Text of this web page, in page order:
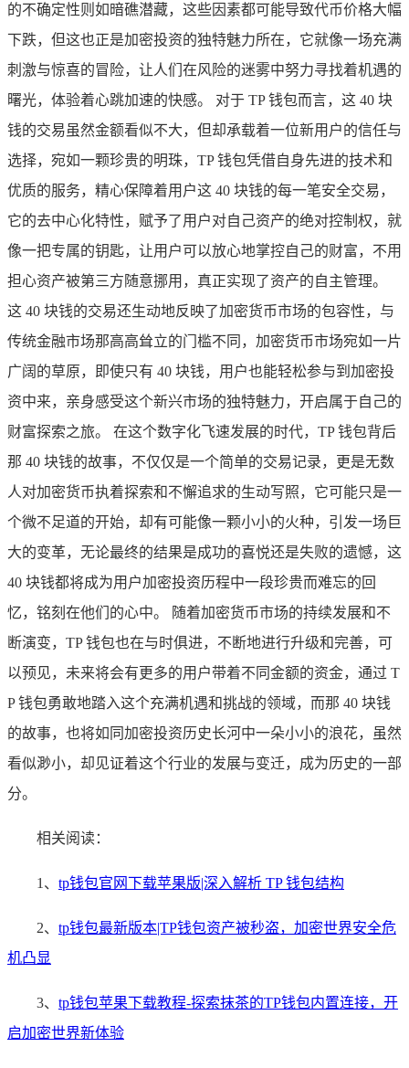
的不确定性则如暗礁潜藏，这些因素都可能导致代币价格大幅
下跌，但这也正是加密投资的独特魅力所在，它就像一场充满
刺激与惊喜的冒险，让人们在风险的迷雾中努力寻找着机遇的
曙光，体验着心跳加速的快感。 对于 TP 钱包而言，这 40 块
钱的交易虽然金额看似不大，但却承载着一位新用户的信任与
选择，宛如一颗珍贵的明珠，TP 钱包凭借自身先进的技术和
优质的服务，精心保障着用户这 40 块钱的每一笔安全交易，
它的去中心化特性，赋予了用户对自己资产的绝对控制权，就
像一把专属的钥匙，让用户可以放心地掌控自己的财富，不用
担心资产被第三方随意挪用，真正实现了资产的自主管理。
这 40 块钱的交易还生动地反映了加密货币市场的包容性，与
传统金融市场那高高耸立的门槛不同，加密货币市场宛如一片
广阔的草原，即使只有 40 块钱，用户也能轻松参与到加密投
资中来，亲身感受这个新兴市场的独特魅力，开启属于自己的
财富探索之旅。 在这个数字化飞速发展的时代，TP 钱包背后
那 40 块钱的故事，不仅仅是一个简单的交易记录，更是无数
人对加密货币执着探索和不懈追求的生动写照，它可能只是一
个微不足道的开始，却有可能像一颗小小的火种，引发一场巨
大的变革，无论最终的结果是成功的喜悦还是失败的遗憾，这
40 块钱都将成为用户加密投资历程中一段珍贵而难忘的回
忆，铭刻在他们的心中。 随着加密货币市场的持续发展和不
断演变，TP 钱包也在与时俱进，不断地进行升级和完善，可
以预见，未来将会有更多的用户带着不同金额的资金，通过 T
P 钱包勇敢地踏入这个充满机遇和挑战的领域，而那 40 块钱
的故事，也将如同加密投资历史长河中一朵小小的浪花，虽然
看似渺小，却见证着这个行业的发展与变迁，成为历史的一部
分。
相关阅读：
1、 tp钱包官网下载苹果版|深入解析 TP 钱包结构
2、 tp钱包最新版本|TP钱包资产被秒盗，加密世界安全危
机凸显
3、 tp钱包苹果下载教程-探索抹茶的TP钱包内置连接，开
启加密世界新体验